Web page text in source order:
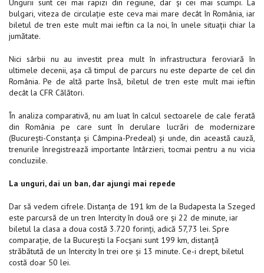
Ungurii sunt cei mai rapizi din regiune, dar și cei mai scumpi. La
bulgari, viteza de circulație este ceva mai mare decât în România, iar
biletul de tren este mult mai ieftin ca la noi, în unele situații chiar la
jumătate.
Nici sârbii nu au investit prea mult în infrastructura feroviară în
ultimele decenii, așa că timpul de parcurs nu este departe de cel din
România. Pe de altă parte însă, biletul de tren este mult mai ieftin
decât la CFR Călători.
În analiza comparativă, nu am luat în calcul sectoarele de cale ferată
din România pe care sunt în derulare lucrări de modernizare
(București-Constanța și Câmpina-Predeal) și unde, din această cauză,
trenurile înregistrează importante întârzieri, tocmai pentru a nu vicia
concluziile.
La unguri, dai un ban, dar ajungi mai repede
Dar să vedem cifrele. Distanța de 191 km de la Budapesta la Szeged
este parcursă de un tren Intercity în două ore și 22 de minute, iar
biletul la clasa a doua costă 3.720 forinți, adică 57,73 lei. Spre
comparație, de la București la Focșani sunt 199 km, distanță
străbătută de un Intercity în trei ore și 13 minute. Ce-i drept, biletul
costă doar 50 lei.